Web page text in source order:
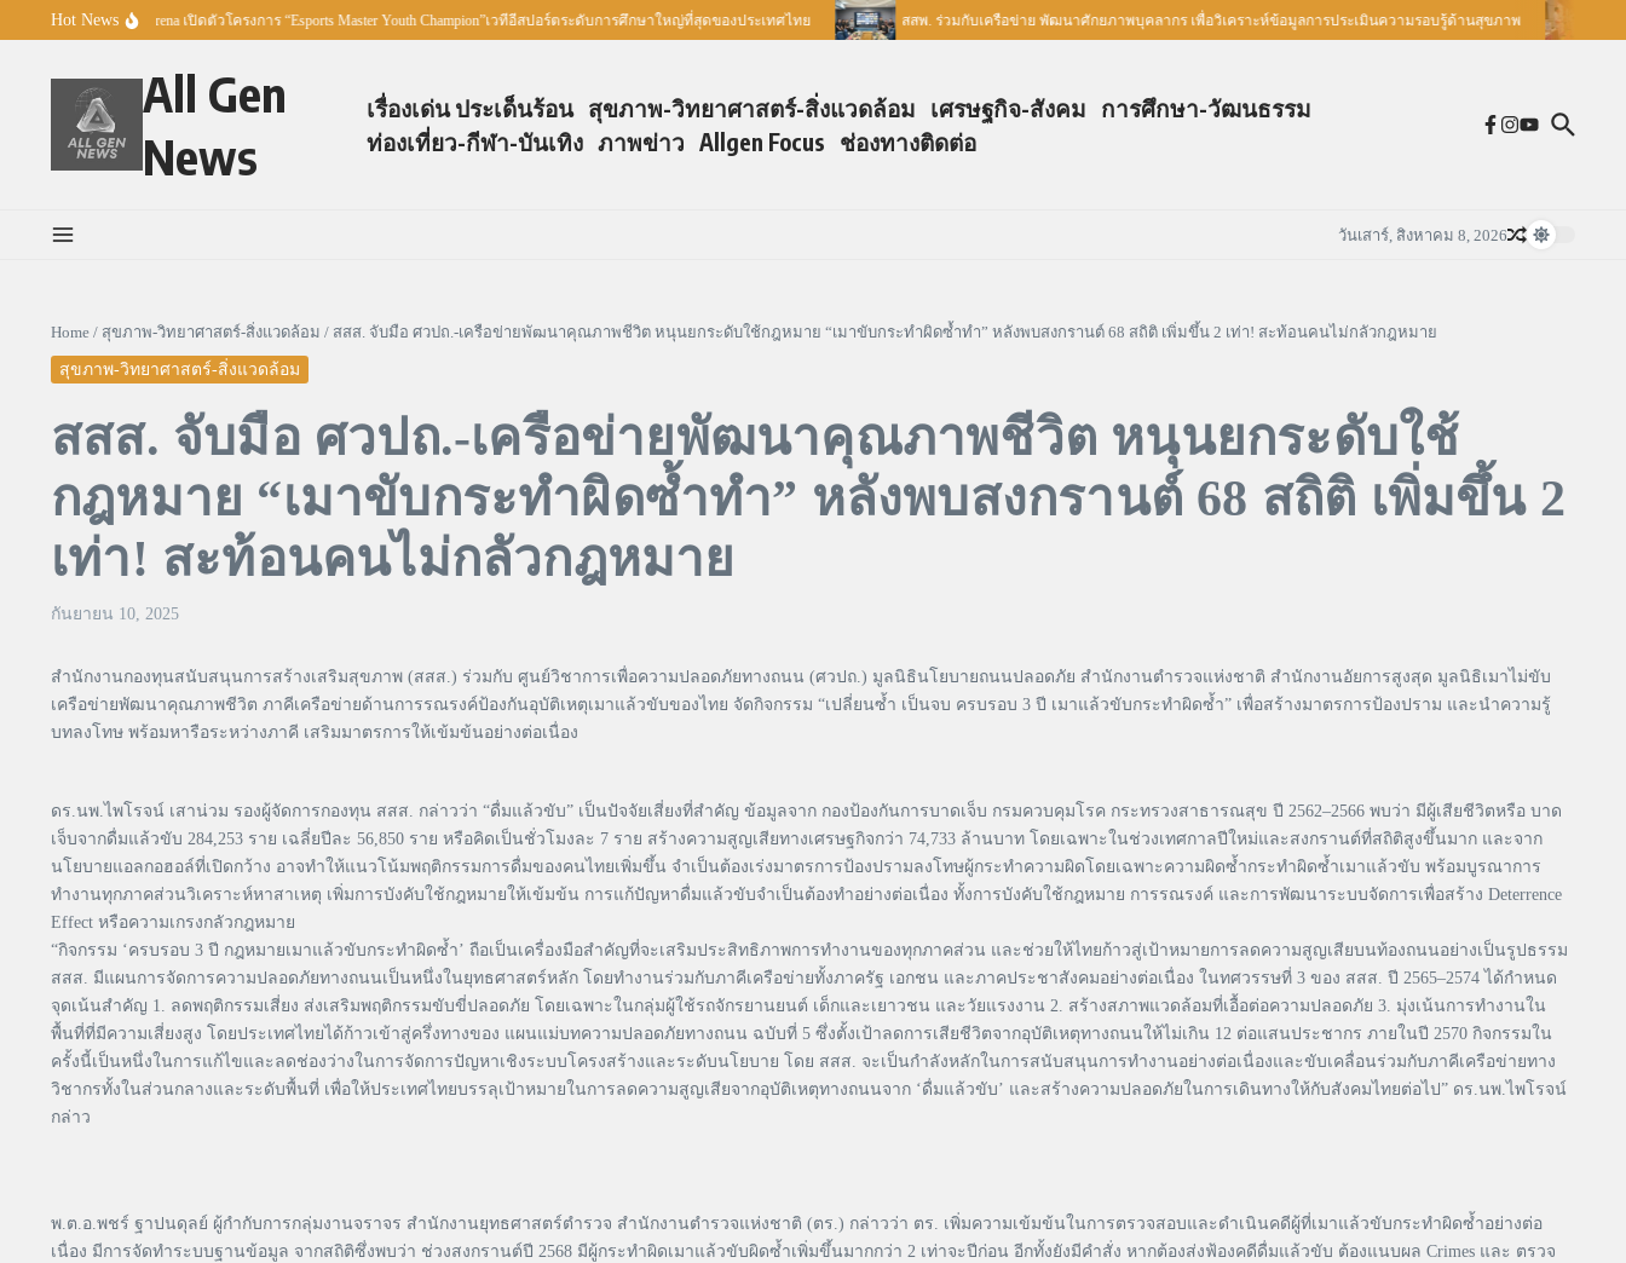
Skip to content
Hot News
– CEYDA – Garena เปิดตัวโครงการ “Esports Master Youth Champion”เวทีอีสปอร์ตระดับการศึกษาใหญ่ที่สุดของประเทศไทย สสพ. ร่วมกับเครือข่าย พัฒนาศักยภาพบุคลากร เพื่อวิเคราะห์ข้อมูลการประเมินความรอบรู้ด้านสุขภาพ
All Gen
News
เรื่องเด่น ประเด็นร้อน สุขภาพ-วิทยาศาสตร์-สิ่งแวดล้อม เศรษฐกิจ-สังคม การศึกษา-วัฒนธรรม
ท่องเที่ยว-กีฬา-บันเทิง ภาพข่าว Allgen Focus ช่องทางติดต่อ
วันเสาร์, สิงหาคม 8, 2026
Home / สุขภาพ-วิทยาศาสตร์-สิ่งแวดล้อม / สสส. จับมือ ศวปถ.-เครือข่ายพัฒนาคุณภาพชีวิต หนุนยกระดับใช้กฎหมาย “เมาขับกระทำผิดซ้ำทำ” หลังพบสงกรานต์ 68 สถิติ เพิ่มขึ้น 2 เท่า! สะท้อนคนไม่กลัวกฎหมาย
สุขภาพ-วิทยาศาสตร์-สิ่งแวดล้อม
สสส. จับมือ ศวปถ.-เครือข่ายพัฒนาคุณภาพชีวิต หนุนยกระดับใช้
กฎหมาย “เมาขับกระทำผิดซ้ำทำ” หลังพบสงกรานต์ 68 สถิติ เพิ่มขึ้น 2
เท่า! สะท้อนคนไม่กลัวกฎหมาย
กันยายน 10, 2025
สำนักงานกองทุนสนับสนุนการสร้างเสริมสุขภาพ (สสส.) ร่วมกับ ศูนย์วิชาการเพื่อความปลอดภัยทางถนน (ศวปถ.) มูลนิธินโยบายถนนปลอดภัย สำนักงานตำรวจแห่งชาติ สำนักงานอัยการสูงสุด มูลนิธิเมาไม่ขับ
เครือข่ายพัฒนาคุณภาพชีวิต ภาคีเครือข่ายด้านการรณรงค์ป้องกันอุบัติเหตุเมาแล้วขับของไทย จัดกิจกรรม “เปลี่ยนซ้ำ เป็นจบ ครบรอบ 3 ปี เมาแล้วขับกระทำผิดซ้ำ” เพื่อสร้างมาตรการป้องปราม และนำความรู้
บทลงโทษ พร้อมหารือระหว่างภาคี เสริมมาตรการให้เข้มข้นอย่างต่อเนื่อง
ดร.นพ.ไพโรจน์ เสาน่วม รองผู้จัดการกองทุน สสส. กล่าวว่า “ดื่มแล้วขับ” เป็นปัจจัยเสี่ยงที่สำคัญ ข้อมูลจาก กองป้องกันการบาดเจ็บ กรมควบคุมโรค กระทรวงสาธารณสุข ปี 2562–2566 พบว่า มีผู้เสียชีวิตหรือ บาด
เจ็บจากดื่มแล้วขับ 284,253 ราย เฉลี่ยปีละ 56,850 ราย หรือคิดเป็นชั่วโมงละ 7 ราย สร้างความสูญเสียทางเศรษฐกิจกว่า 74,733 ล้านบาท โดยเฉพาะในช่วงเทศกาลปีใหม่และสงกรานต์ที่สถิติสูงขึ้นมาก และจาก
นโยบายแอลกอฮอล์ที่เปิดกว้าง อาจทำให้แนวโน้มพฤติกรรมการดื่มของคนไทยเพิ่มขึ้น จำเป็นต้องเร่งมาตรการป้องปรามลงโทษผู้กระทำความผิดโดยเฉพาะความผิดซ้ำกระทำผิดซ้ำเมาแล้วขับ พร้อมบูรณาการ
ทำงานทุกภาคส่วนวิเคราะห์หาสาเหตุ เพิ่มการบังคับใช้กฎหมายให้เข้มข้น การแก้ปัญหาดื่มแล้วขับจำเป็นต้องทำอย่างต่อเนื่อง ทั้งการบังคับใช้กฎหมาย การรณรงค์ และการพัฒนาระบบจัดการเพื่อสร้าง Deterrence
Effect หรือความเกรงกลัวกฎหมาย
“กิจกรรม ‘ครบรอบ 3 ปี กฎหมายเมาแล้วขับกระทำผิดซ้ำ’ ถือเป็นเครื่องมือสำคัญที่จะเสริมประสิทธิภาพการทำงานของทุกภาคส่วน และช่วยให้ไทยก้าวสู่เป้าหมายการลดความสูญเสียบนท้องถนนอย่างเป็นรูปธรรม
สสส. มีแผนการจัดการความปลอดภัยทางถนนเป็นหนึ่งในยุทธศาสตร์หลัก โดยทำงานร่วมกับภาคีเครือข่ายทั้งภาครัฐ เอกชน และภาคประชาสังคมอย่างต่อเนื่อง ในทศวรรษที่ 3 ของ สสส. ปี 2565–2574 ได้กำหนด
จุดเน้นสำคัญ 1. ลดพฤติกรรมเสี่ยง ส่งเสริมพฤติกรรมขับขี่ปลอดภัย โดยเฉพาะในกลุ่มผู้ใช้รถจักรยานยนต์ เด็กและเยาวชน และวัยแรงงาน 2. สร้างสภาพแวดล้อมที่เอื้อต่อความปลอดภัย 3. มุ่งเน้นการทำงานใน
พื้นที่ที่มีความเสี่ยงสูง โดยประเทศไทยได้ก้าวเข้าสู่ครึ่งทางของ แผนแม่บทความปลอดภัยทางถนน ฉบับที่ 5 ซึ่งตั้งเป้าลดการเสียชีวิตจากอุบัติเหตุทางถนนให้ไม่เกิน 12 ต่อแสนประชากร ภายในปี 2570 กิจกรรมใน
ครั้งนี้เป็นหนึ่งในการแก้ไขและลดช่องว่างในการจัดการปัญหาเชิงระบบโครงสร้างและระดับนโยบาย โดย สสส. จะเป็นกำลังหลักในการสนับสนุนการทำงานอย่างต่อเนื่องและขับเคลื่อนร่วมกับภาคีเครือข่ายทาง
วิชากรทั้งในส่วนกลางและระดับพื้นที่ เพื่อให้ประเทศไทยบรรลุเป้าหมายในการลดความสูญเสียจากอุบัติเหตุทางถนนจาก ‘ดื่มแล้วขับ’ และสร้างความปลอดภัยในการเดินทางให้กับสังคมไทยต่อไป” ดร.นพ.ไพโรจน์
กล่าว
พ.ต.อ.พชร์ ฐาปนดุลย์ ผู้กำกับการกลุ่มงานจราจร สำนักงานยุทธศาสตร์ตำรวจ สำนักงานตำรวจแห่งชาติ (ตร.) กล่าวว่า ตร. เพิ่มความเข้มข้นในการตรวจสอบและดำเนินคดีผู้ที่เมาแล้วขับกระทำผิดซ้ำอย่างต่อ
เนื่อง มีการจัดทำระบบฐานข้อมูล จากสถิติซึ่งพบว่า ช่วงสงกรานต์ปี 2568 มีผู้กระทำผิดเมาแล้วขับผิดซ้ำเพิ่มขึ้นมากกว่า 2 เท่าจะปีก่อน อีกทั้งยังมีคำสั่ง หากต้องส่งฟ้องคดีดื่มแล้วขับ ต้องแนบผล Crimes และ ตรวจ